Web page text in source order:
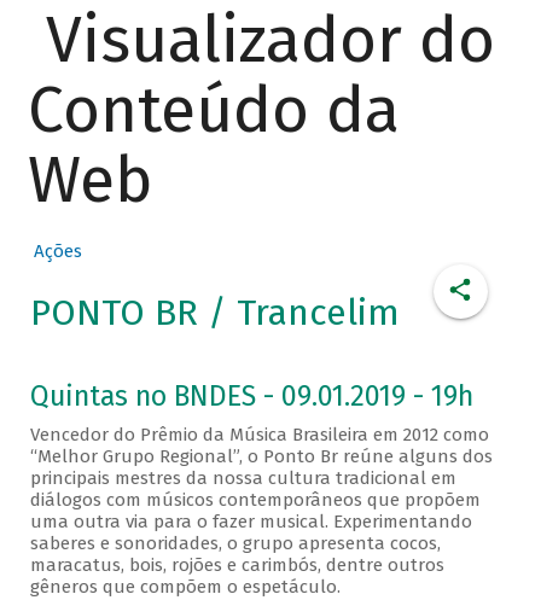
Visualizador do
Conteúdo da
Web
Ações
PONTO BR / Trancelim
Quintas no BNDES - 09.01.2019 - 19h
Vencedor do Prêmio da Música Brasileira em 2012 como
“Melhor Grupo Regional”, o Ponto Br reúne alguns dos
principais mestres da nossa cultura tradicional em
diálogos com músicos contemporâneos que propõem
uma outra via para o fazer musical. Experimentando
saberes e sonoridades, o grupo apresenta cocos,
maracatus, bois, rojões e carimbós, dentre outros
gêneros que compõem o espetáculo.